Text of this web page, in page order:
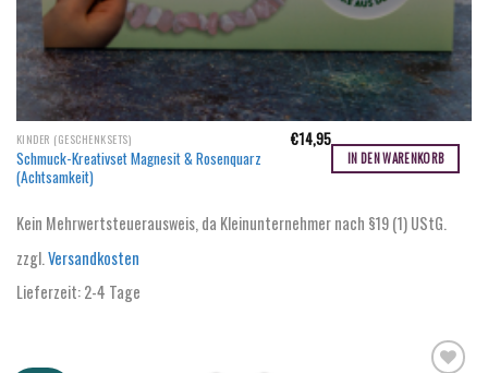
KINDER (GESCHENKSETS)
Schmuck-Kreativset Magnesit & Rosenquarz
(Achtsamkeit)
€14,95
IN DEN WARENKORB
Kein Mehrwertsteuerausweis, da Kleinunternehmer nach §19 (1) UStG.
zzgl.Versandkosten
Lieferzeit:2-4 Tage